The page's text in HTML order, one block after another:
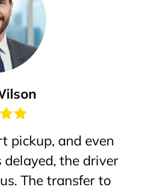
pickup, and even
the driver
The transfer to